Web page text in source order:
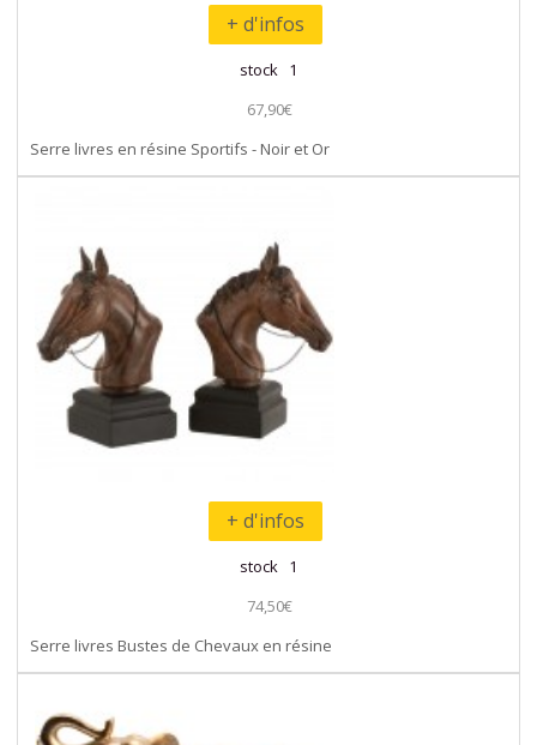
+ d'infos
stock 1
67,90€
Serre livres en résine Sportifs - Noir et Or
+ d'infos
stock 1
74,50€
Serre livres Bustes de Chevaux en résine